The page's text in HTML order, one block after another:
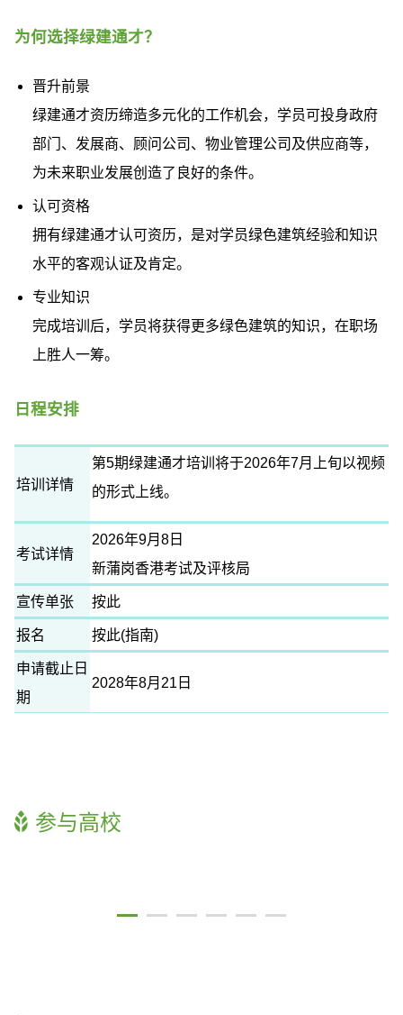
为何选择绿建通才？
晋升前景
绿建通才资历缔造多元化的工作机会，学员可投身政府
部门、发展商、顾问公司、物业管理公司及供应商等，
为未来职业发展创造了良好的条件。
认可资格
拥有绿建通才认可资历，是对学员绿色建筑经验和知识
水平的客观认证及肯定。
专业知识
完成培训后，学员将获得更多绿色建筑的知识，在职场
上胜人一筹。
日程安排
培训详情
第5期绿建通才培训将于2026年7月上旬以视频
的形式上线。
考试详情
2026年9月8日
新蒲岗香港考试及评核局
宣传单张 按此
报名 按此(指南)
申请截止日
期
2028年8月21日
参与高校